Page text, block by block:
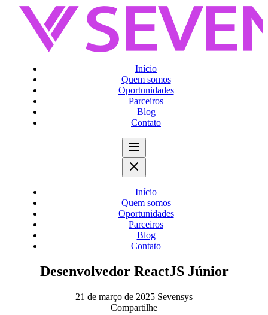
Início
Quem somos
Oportunidades
Parceiros
Blog
Contato
Início
Quem somos
Oportunidades
Parceiros
Blog
Contato
Desenvolvedor ReactJS Júnior
21 de março de 2025 Sevensys
Compartilhe